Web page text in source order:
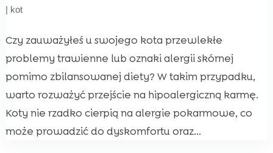
| kot
Czy zauważyłeś u swojego kota przewlekłe
problemy trawienne lub oznaki alergii skórnej
pomimo zbilansowanej diety? W takim przypadku,
warto rozważyć przejście na hipoalergiczną karmę.
Koty nie rzadko cierpią na alergie pokarmowe, co
może prowadzić do dyskomfortu oraz...